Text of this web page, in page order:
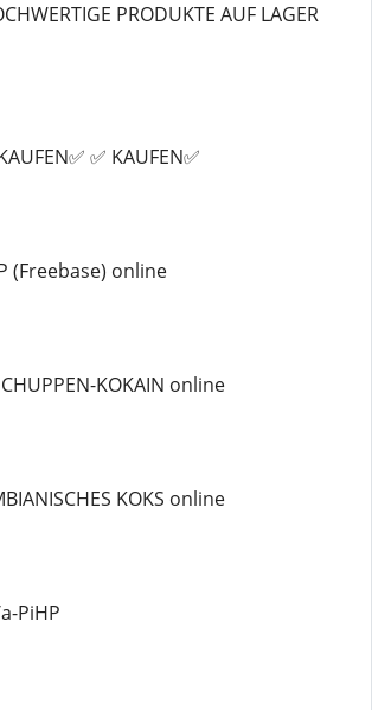
PRODUKTE AUF LAGER
✅ KAUFEN✅
(Freebase) online
KOKAIN online
KOKS online
PiHP